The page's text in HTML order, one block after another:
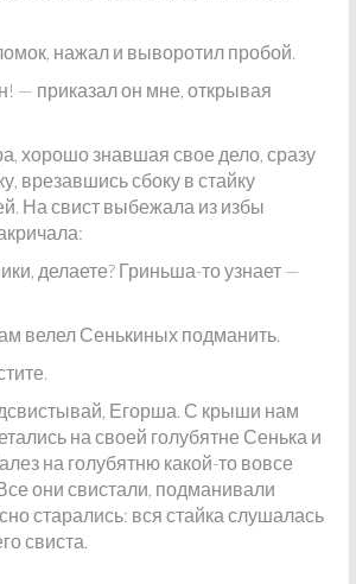
нажал и выворотил пробой.
— приказал он мне, открывая
хорошо знавшая свое дело, сразу
врезавшись сбоку в стайку
На свист выбежала из избы
делаете? Гриньша-то узнает —
велел Сенькиных подманить.
Егорша. С крыши нам
на своей голубятне Сенька и
на голубятню какой-то вовсе
они свистали, подманивали
старались: вся стайка слушалась
свиста.